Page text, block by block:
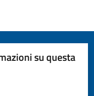
su questa